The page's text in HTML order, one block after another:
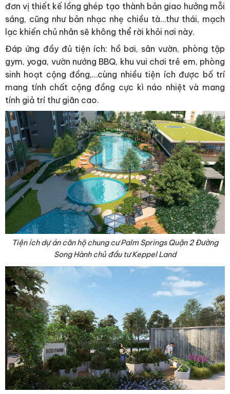
đơn vị thiết kế lồng ghép tạo thành bản giao hưởng mỗi
sáng, cũng như bản nhạc nhẹ chiều tà…thư thái, mạch
lạc khiến chủ nhân sẽ không thể rời khỏi nơi này.
Đáp ứng đầy đủ tiện ích: hồ bơi, sân vườn, phòng tập
gym, yoga, vườn nướng BBQ, khu vui chơi trẻ em, phòng
sinh hoạt cộng đồng,…cùng nhiều tiện ích được bố trí
mang tính chất cộng đồng cực kì náo nhiệt và mang
tính giả trí thư giãn cao.
Tiện ích dự án căn hộ chung cư Palm Springs Quận 2 Đường
Song Hành chủ đầu tư Keppel Land